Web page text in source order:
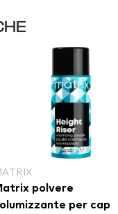
polvere
per